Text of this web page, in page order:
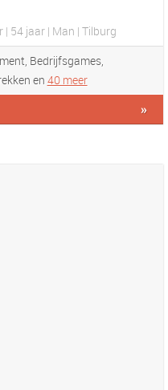
54 jaar | Man | Tilburg
Bedrijfsgames,
en 40 meer
»